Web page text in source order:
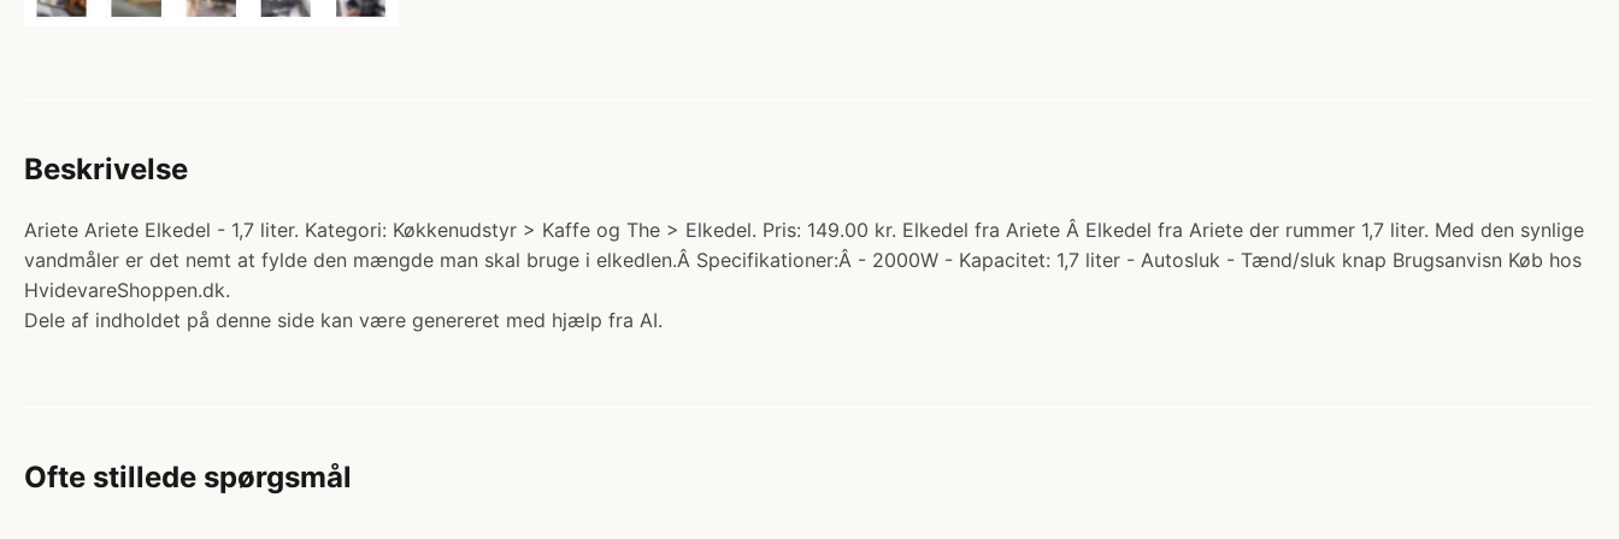
Beskrivelse
Ariete Ariete Elkedel - 1,7 liter. Kategori: Køkkenudstyr > Kaffe og The > Elkedel. Pris: 149.00 kr. Elkedel fra Ariete Â Elkedel fra Ariete der rummer 1,7 liter. Med den synlige
vandmåler er det nemt at fylde den mængde man skal bruge i elkedlen.Â Specifikationer:Â - 2000W - Kapacitet: 1,7 liter - Autosluk - Tænd/sluk knap Brugsanvisn Køb hos
HvidevareShoppen.dk.
Dele af indholdet på denne side kan være genereret med hjælp fra AI.
Ofte stillede spørgsmål